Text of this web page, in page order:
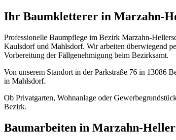
Ihr Baumkletterer in Marzahn-
Professionelle Baumpflege im Bezirk Marzahn-
Kaulsdorf und Mahlsdorf. Wir arbeiten überwiegend
Vorbereitung der Fällgenehmigung beim Bezirksamt.
Von unserem Standort in der Parkstraße 76 in 13086
in Mahlsdorf.
Ob Privatgarten, Wohnanlage oder
Bezirk.
Baumarbeiten in Marzahn-